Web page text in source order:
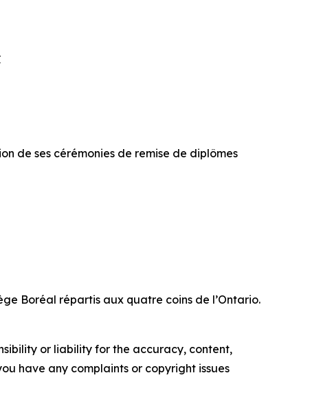
de ses cérémonies de remise de diplômes
Boréal répartis aux quatre coins de l’Ontario.
or liability for the accuracy, content,
have any complaints or copyright issues